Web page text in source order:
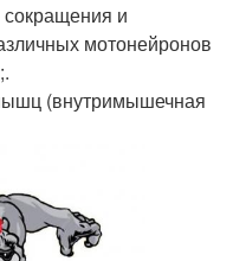
и
мотонейронов
(внутримышечная